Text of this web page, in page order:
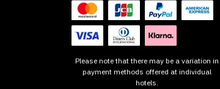
Please note that there may be a variation in
payment methods offered at individual
hotels.